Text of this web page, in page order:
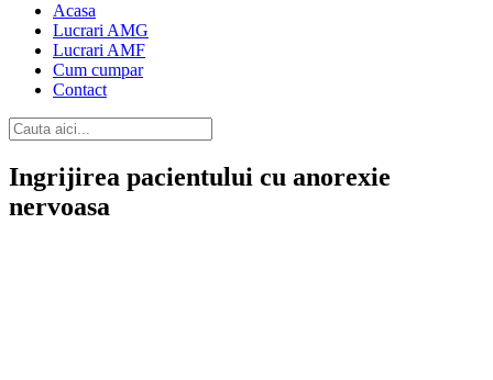
Acasa
Lucrari AMG
Lucrari AMF
Cum cumpar
Contact
Ingrijirea pacientului cu anorexie
nervoasa